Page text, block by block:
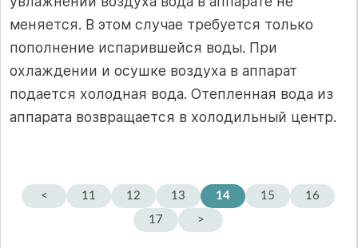
меняется. В этом случае требуется только
пополнение испарившейся воды. При
охлаждении и осушке воздуха в аппарат
подается холодная вода. Отепленная вода из
аппарата возвращается в холодильный центр.
< 11 12 13 14 15
16
17
>